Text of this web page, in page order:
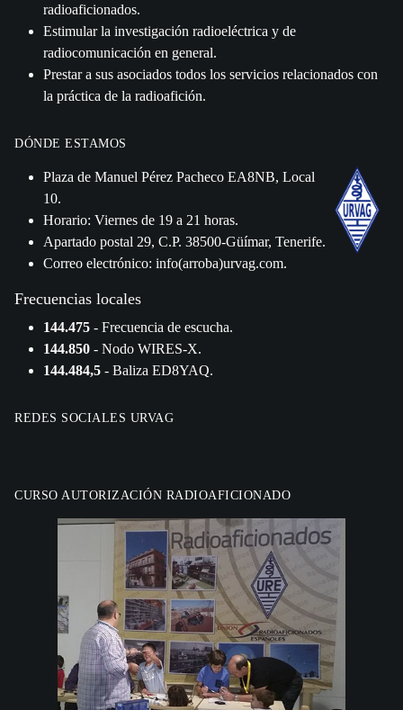
radioaficionados.
Estimular la investigación radioeléctrica y de
radiocomunicación en general.
Prestar a sus asociados todos los servicios relacionados con
la práctica de la radioafición.
DÓNDE ESTAMOS
Plaza de Manuel Pérez Pacheco EA8NB, Local
10.
Horario: Viernes de 19 a 21 horas.
Apartado postal 29, C.P. 38500-Güímar, Tenerife.
Correo electrónico: info(arroba)urvag.com.
Frecuencias locales
144.475 - Frecuencia de escucha.
144.850 - Nodo WIRES-X.
144.484,5 - Baliza ED8YAQ.
REDES SOCIALES URVAG
CURSO AUTORIZACIÓN RADIOAFICIONADO